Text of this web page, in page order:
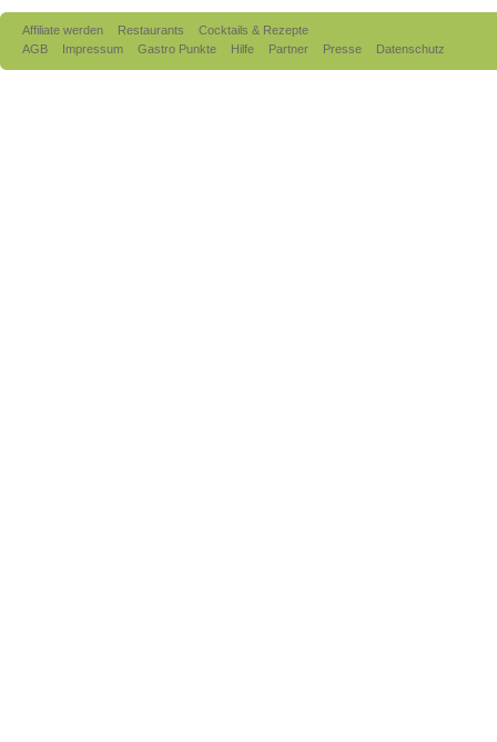
Affiliate werden Restaurants
Cocktails & Rezepte
AGB
Impressum Gastro Punkte Hilfe Partner Presse Datenschutz